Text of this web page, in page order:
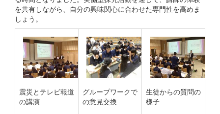
を共有しながら、自分の興味関心に合わせた専門性を高めま
しょう。
震災とテレビ報道
の講演
グループワークで
の意見交換
生徒からの質問の
様子